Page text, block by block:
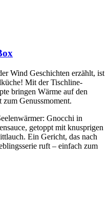
Wind Geschichten erzählt, ist
Mit der Tischline-
bringen Wärme auf den
Genussmoment.
Gnocchi in
getoppt mit knusprigen
Ein Gericht, das nach
ruft – einfach zum